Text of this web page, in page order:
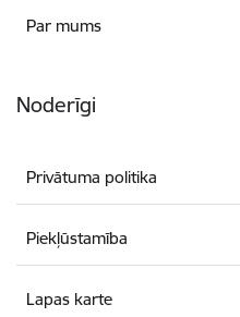
Par mums
Noderīgi
Privātuma politika
Piekļūstamība
Lapas karte